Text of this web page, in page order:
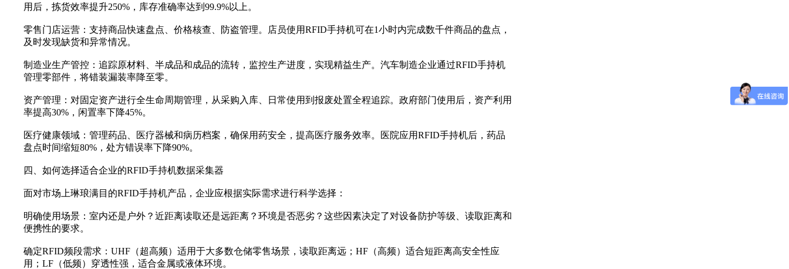
用后，拣货效率提升250%，库存准确率达到99.9%以上。
零售门店运营‌：支持商品快速盘点、价格核查、防盗管理。店员使用RFID手持机可在1小时内完成数千件商品的盘点，
及时发现缺货和异常情况。
制造业生产管控‌：追踪原材料、半成品和成品的流转，监控生产进度，实现精益生产。汽车制造企业通过RFID手持机
管理零部件，将错装漏装率降至零。
资产管理‌：对固定资产进行全生命周期管理，从采购入库、日常使用到报废处置全程追踪。政府部门使用后，资产利用
率提高30%，闲置率下降45%。
医疗健康领域‌：管理药品、医疗器械和病历档案，确保用药安全，提高医疗服务效率。医院应用RFID手持机后，药品
盘点时间缩短80%，处方错误率下降90%。
四、如何选择适合企业的RFID手持机数据采集器
面对市场上琳琅满目的RFID手持机产品，企业应根据实际需求进行科学选择：
明确使用场景‌：室内还是户外？近距离读取还是远距离？环境是否恶劣？这些因素决定了对设备防护等级、读取距离和
便携性的要求。
确定RFID频段需求‌：UHF（超高频）适用于大多数仓储零售场景，读取距离远；HF（高频）适合短距离高安全性应
用；LF（低频）穿透性强，适合金属或液体环境。